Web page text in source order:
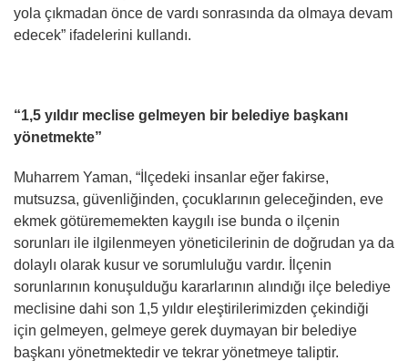
yola çıkmadan önce de vardı sonrasında da olmaya devam
edecek” ifadelerini kullandı.
“1,5 yıldır meclise gelmeyen bir belediye başkanı
yönetmekte”
Muharrem Yaman, “İlçedeki insanlar eğer fakirse,
mutsuzsa, güvenliğinden, çocuklarının geleceğinden, eve
ekmek götürememekten kaygılı ise bunda o ilçenin
sorunları ile ilgilenmeyen yöneticilerinin de doğrudan ya da
dolaylı olarak kusur ve sorumluluğu vardır. İlçenin
sorunlarının konuşulduğu kararlarının alındığı ilçe belediye
meclisine dahi son 1,5 yıldır eleştirilerimizden çekindiği
için gelmeyen, gelmeye gerek duymayan bir belediye
başkanı yönetmektedir ve tekrar yönetmeye taliptir.